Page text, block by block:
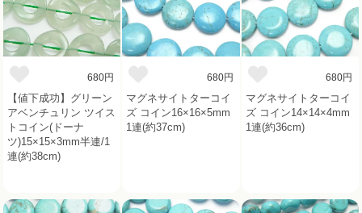
680円
【値下成功】グリーン
アベンチュリン ツイス
トコイン(ドーナ
ツ)15×15×3mm半連/1
連(約38cm)
680円
マグネサイトターコイ
ズ コイン16×16×5mm
1連(約37cm)
680円
マグネサイトターコイ
ズ コイン14×14×4mm
1連(約36cm)